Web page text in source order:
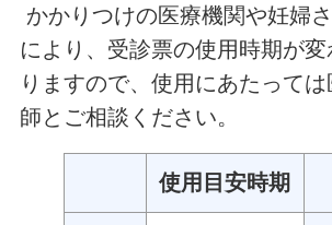
かかりつけの医療機関や妊婦
により、受診票の使用時期が
りますので、使用にあたって
師とご相談ください。
使用目安時期